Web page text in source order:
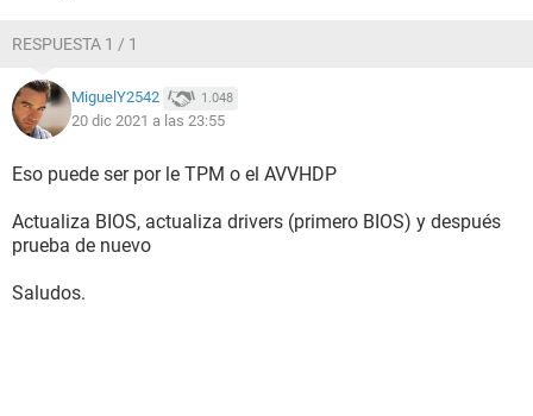
RESPUESTA 1 / 1
MiguelY2542 1.048
20 dic 2021 a las 23:55
Eso puede ser por le TPM o el AVVHDP
Actualiza BIOS, actualiza drivers (primero BIOS) y después
prueba de nuevo
Saludos.